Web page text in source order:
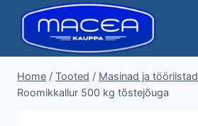
content
Home / Tooted / Masinad ja tööriistad
Roomikkallur 500 kg tõstejõuga